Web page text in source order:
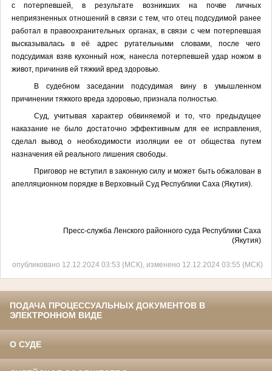
с потерпевшей, в результате возникших на почве личных
неприязненных отношений в связи с тем, что отец подсудимой ранее
работал в правоохранительных органах, в связи с чем потерпевшая
высказывалась в её адрес ругательными словами, после чего
подсудимая взяв кухонный нож, нанесла потерпевшей удар ножом в
живот, причинив ей тяжкий вред здоровью.
В судебном заседании подсудимая вину в умышленном
причинении тяжкого вреда здоровью, признала полностью.
Суд, учитывая характер обвиняемой и то, что предыдущее
наказание не было достаточно эффективным для ее исправления,
сделал вывод о необходимости изоляции ее от общества путем
назначения ей реального лишения свободы.
Приговор не вступил в законную силу и может быть обжалован в
апелляционном порядке в Верховный Суд Республики Саха (Якутия).
Пресс-служба Ленского районного суда Республики Саха
(Якутия)
опубликовано 12.12.2024 03:53 (МСК), изменено 12.12.2024 03:55 (МСК)
ПОДАЧА ПРОЦЕССУАЛЬНЫХ ДОКУМЕНТОВ В
ЭЛЕКТРОННОМ ВИДЕ
О СУДЕ